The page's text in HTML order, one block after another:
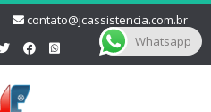
contato@jcassistencia.com.br
Whatsapp